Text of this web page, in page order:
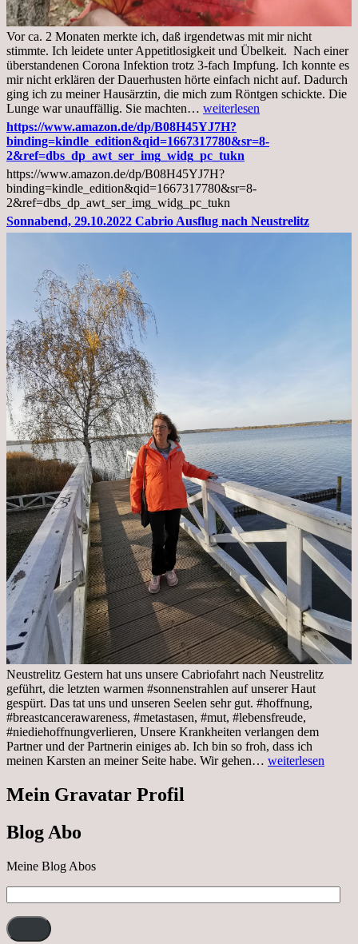
Vor ca. 2 Monaten merkte ich, daß irgendetwas mit mir nicht
stimmte. Ich leidete unter Appetitlosigkeit und Übelkeit. Nach einer
überstandenen Corona Infektion trotz 3-fach Impfung. Ich konnte es
mir nicht erklären der Dauerhusten hörte einfach nicht auf. Dadurch
ging ich zu meiner Hausärztin, die mich zum Röntgen schickte. Die
Lunge war unauffällig. Sie machten… Mittwoch,
02.11.2022,
Arztgespräch
und
Diagnose
Lebermetastasen
weiterlesen
https://www.amazon.de/dp/B08H45YJ7H?
binding=kindle_edition&qid=1667317780&sr=8-
2&ref=dbs_dp_awt_ser_img_widg_pc_tukn
https://www.amazon.de/dp/B08H45YJ7H?
binding=kindle_edition&qid=1667317780&sr=8-
2&ref=dbs_dp_awt_ser_img_widg_pc_tukn
Sonnabend, 29.10.2022 Cabrio Ausflug nach Neustrelitz
Neustrelitz Gestern hat uns unsere Cabriofahrt nach Neustrelitz
geführt, die letzten warmen #sonnenstrahlen auf unserer Haut
gespürt. Das tat uns und unseren Seelen sehr gut. #hoffnung,
#breastcancerawareness, #metastasen, #mut, #lebensfreude,
#niediehoffnungverlieren, Unsere Krankheiten verlangen dem
Partner und der Partnerin einiges ab. Ich bin so froh, dass ich
meinen Karsten an meiner Seite habe. Wir gehen… Sonnabend,
weiterlesen
Mein Gravatar Profil
Blog Abo
Meine Blog Abos
Mail-
Adresse: